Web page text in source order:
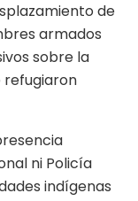
de
armados
sobre la
refugiaron
ni Policía
indígenas